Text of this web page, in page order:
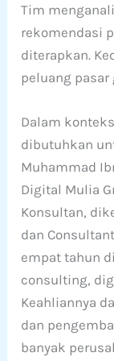
Tim
rekomendasi
diterapkan.
peluang pasar
Dalam
dibutuhkan
Muhammad
Digital Mulia
Konsultan,
dan
empat tahun
consulting,
Keahliannya
dan
banyak